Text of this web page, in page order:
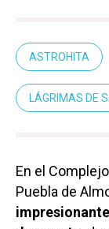
ASTROHITA
LÁGRIMAS DE
En el
Puebla de